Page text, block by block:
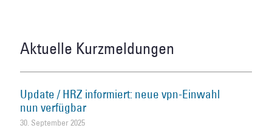
Aktuelle Kurzmeldungen
Update / HRZ informiert: neue vpn-Einwahl
nun verfügbar
30. September 2025